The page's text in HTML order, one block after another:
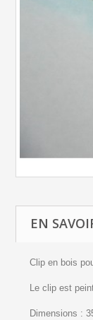
EN
Clip en bois
Le clip est
Dimensions :